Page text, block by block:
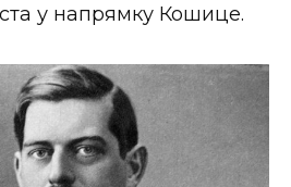
у напрямку Кошице.